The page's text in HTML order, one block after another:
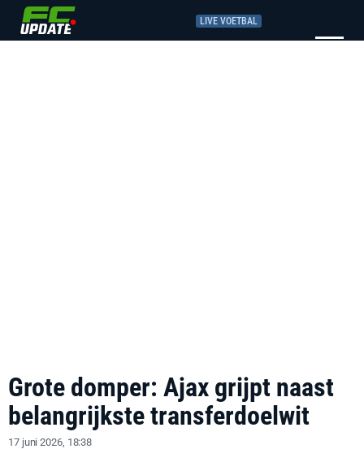
LIVE VOETBAL
Grote domper: Ajax grijpt naast
belangrijkste transferdoelwit
17 juni 2026, 18:38